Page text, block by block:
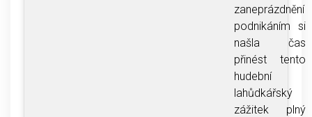
zaneprázdnění
podnikáním si
našla čas
přinést tento
hudební
lahůdkářský
zážitek plný